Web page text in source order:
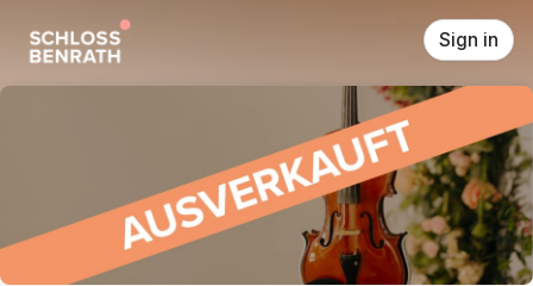
Sign in